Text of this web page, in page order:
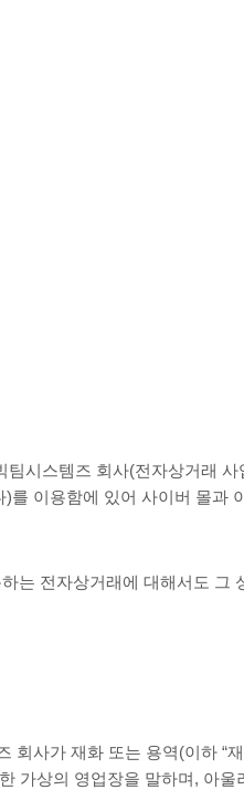
팀시스템즈 회사(전자상거래
)를 이용함에 있어 사이버 몰
는 전자상거래에 대해서도 그
회사가 재화 또는 용역(이하 “
가상의 영업장을 말하며, 아